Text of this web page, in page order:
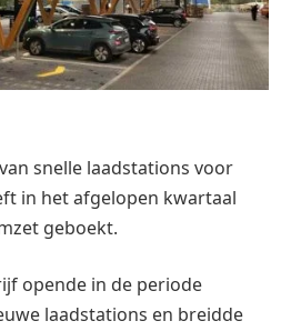
snelle laadstations voor
in het afgelopen kwartaal
geboekt.
opende in de periode
laadstations en breidde